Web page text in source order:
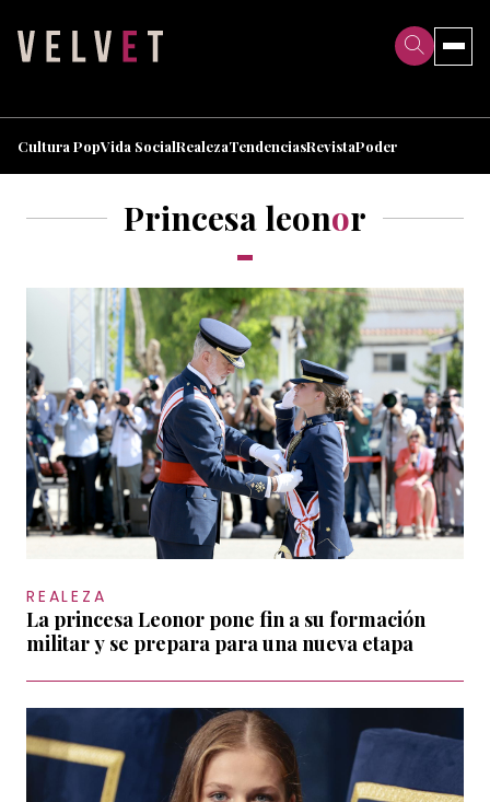
Cultura PopVida SocialRealezaTendenciasRevistaPoder
Princesa leonor
REALEZA
La princesa Leonor pone fin a su formación
militar y se prepara para una nueva etapa